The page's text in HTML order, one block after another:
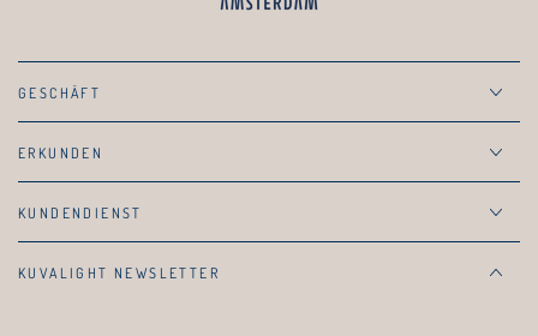
GESCHÄFT
ERKUNDEN
KUNDENDIENST
KUVALIGHT NEWSLETTER